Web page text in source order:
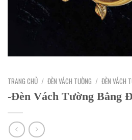
TRANG CHỦ / ĐÈN VÁCH TƯỜNG / ĐÈN VÁCH
-Đèn Vách Tường Bằng